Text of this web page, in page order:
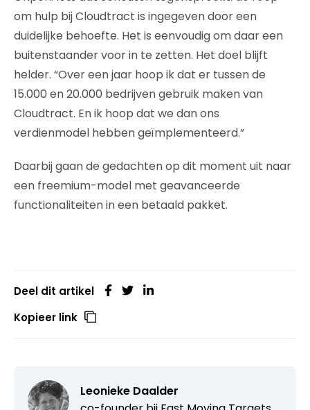
om hulp bij Cloudtract is ingegeven door een
duidelijke behoefte. Het is eenvoudig om daar een
buitenstaander voor in te zetten. Het doel blijft
helder. “Over een jaar hoop ik dat er tussen de
15.000 en 20.000 bedrijven gebruik maken van
Cloudtract. En ik hoop dat we dan ons
verdienmodel hebben geïmplementeerd.”
Daarbij gaan de gedachten op dit moment uit naar
een freemium-model met geavanceerde
functionaliteiten in een betaald pakket.
Deel dit artikel
Kopieer link
Leonieke Daalder